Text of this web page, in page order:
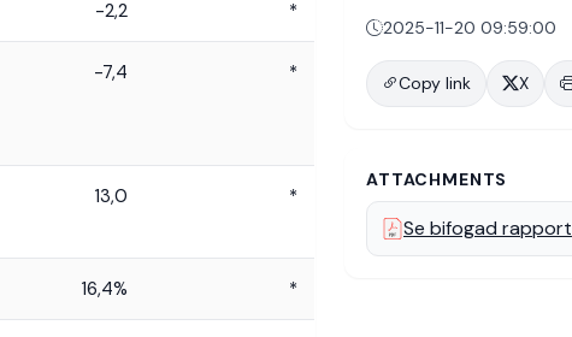
-2,2 *
-7,4 *
13,0 *
16,4% *
2025-11-20 09:59:00
Copy link X
ATTACHMENTS
Se bifogad rapport